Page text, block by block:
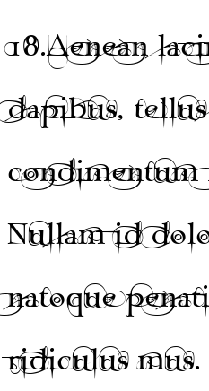
18.Aenean
dapibus,
Nullam id
natoque
ridiculus